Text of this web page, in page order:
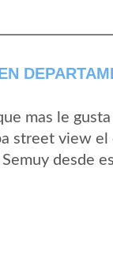
mas le
street view el
desde